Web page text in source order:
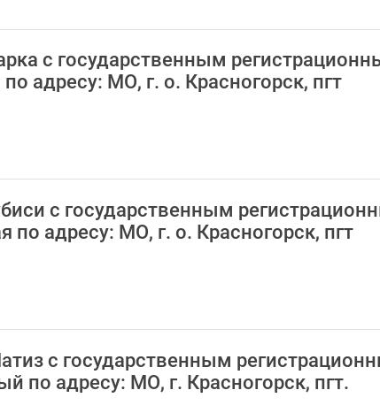
с государственным
адресу: МО, г. о. Красногорск, пгт
с государственным
адресу: МО, г. о. Красногорск, пгт
с государственным
по адресу: МО, г. Красногорск, пгт.